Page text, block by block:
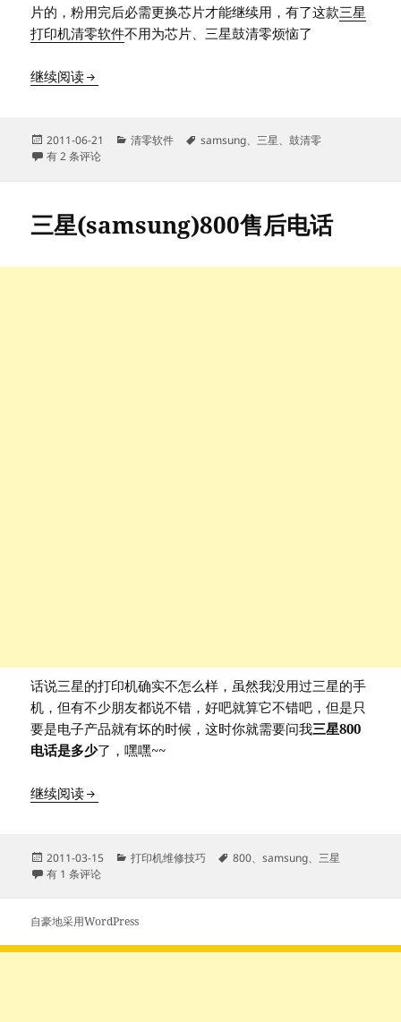
片的，粉用完后必需更换芯片才能继续用，有了这款三星
打印机清零软件不用为芯片、三星鼓清零烦恼了
继续阅读samsung/三星ml1640 ml2240 ml2245 scx4200
发
布
2011-06-21
分
清零软件
标
samsung、三星、鼓清零
samsung/三星ml1640 ml2240 ml2245 scx4200 scx4300打印机清零软件
有 2 条评论
三星(samsung)800售后电话
话说三星的打印机确实不怎么样，虽然我没用过三星的手
机，但有不少朋友都说不错，好吧就算它不错吧，但是只
要是电子产品就有坏的时候，这时你就需要问我三星800
电话是多少了，嘿嘿~~
继续阅读三星(samsung)800售后电话
发
布
2011-03-15
分
打印机维修技巧
标
800、samsung、三星
三星(samsung)800售后电话
有 1 条评论
自豪地采用WordPress